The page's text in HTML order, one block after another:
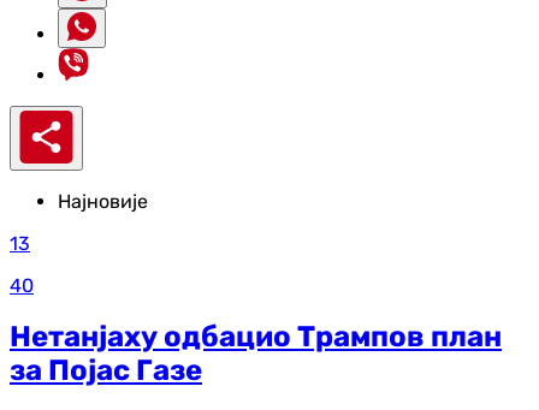
Најновије
13
40
Нетанјаху одбацио Трампов план
за Појас Газе